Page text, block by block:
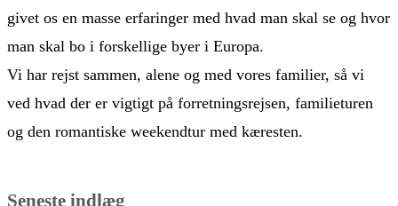
givet os en masse erfaringer med hvad man skal se og hvor
man skal bo i forskellige byer i Europa.
Vi har rejst sammen, alene og med vores familier, så vi
ved hvad der er vigtigt på forretningsrejsen, familieturen
og den romantiske weekendtur med kæresten.
Seneste indlæg